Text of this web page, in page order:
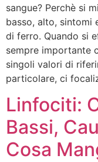
sangue? Perchè si
basso, alto, sintomi
di ferro. Quando si
sempre importante
singoli valori di
particolare, ci
Linfociti:
Bassi,
Cosa